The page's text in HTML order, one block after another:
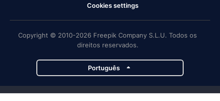
Cookies settings
Copyright © 2010-2026 Freepik Company S.L.U. Todos os
direitos reservados.
Português